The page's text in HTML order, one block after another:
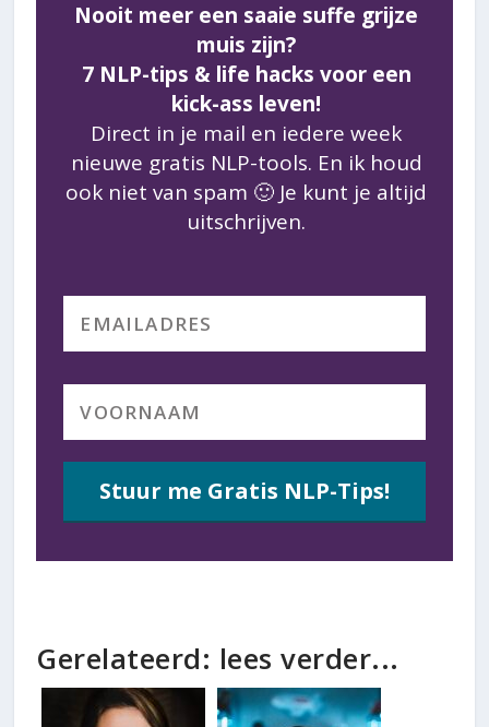
Gerelateerd: lees verder...
Nooit meer een saaie suffe grijze
muis zijn?
7 NLP-tips & life hacks voor een
kick-ass leven!
Direct in je mail en iedere week
nieuwe gratis NLP-tools. En ik houd
ook niet van spam 🙂 Je kunt je altijd
uitschrijven.
Stuur me Gratis NLP-Tips!